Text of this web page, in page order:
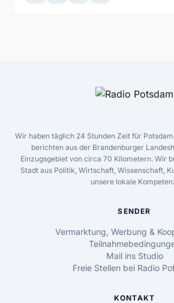
Wir haben täglich 24 Stunden Zeit für
berichten aus der Brandenburger
Einzugsgebiet von circa 70 Kilometern. Wir
Stadt aus Politik, Wirtschaft, Wissenschaft,
unsere lokale
SENDER
Vermarktung, Werbung &
Mail ins Studio
Freie Stellen bei Radio
KONTAKT